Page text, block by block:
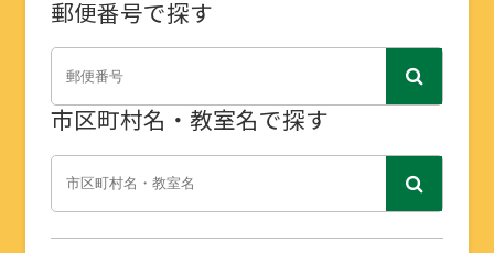
郵便番号で探す
市区町村名・教室名で探す